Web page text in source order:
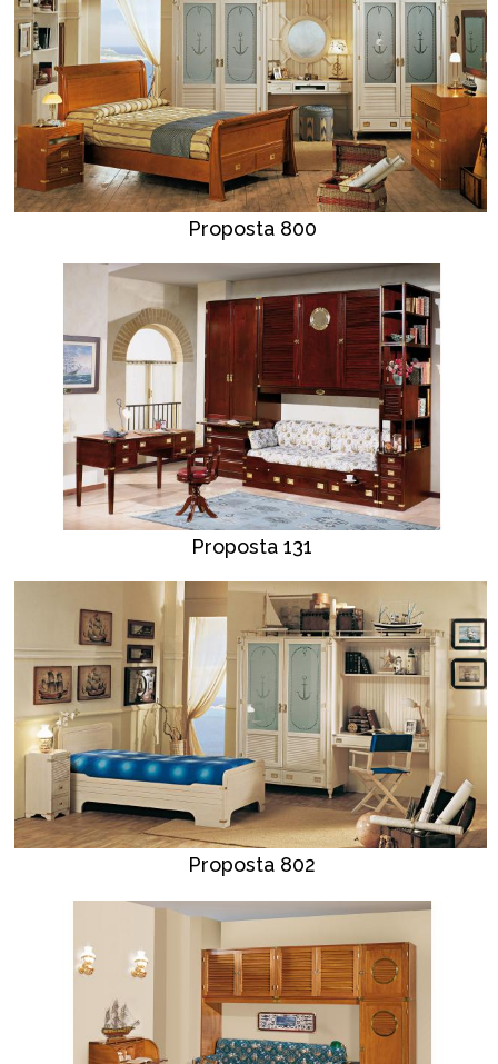
Proposta 800
Proposta 131
Proposta 802